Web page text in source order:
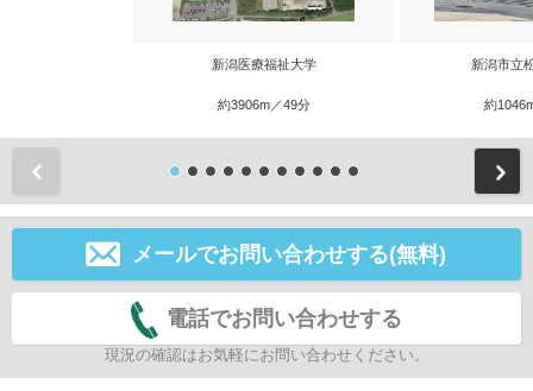
新潟医療福祉大学
約3906m／49分
新潟市立
約
メールでお問い合わせする(無料)
電話でお問い合わせする
現況の確認はお気軽にお問い合わせください。